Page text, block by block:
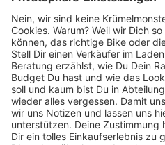
Marken-Highlights
TOP-Marken
ZAHLUNGSARTEN / RATENKAUF